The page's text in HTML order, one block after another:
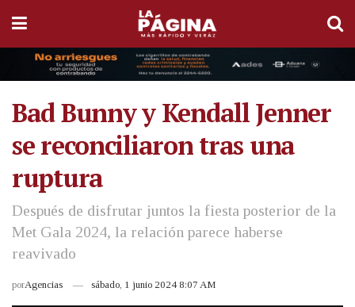
Bad Bunny y Kendall Jenner
se reconciliaron tras una
ruptura
Después de disfrutar juntos la fiesta posterior de la
Met Gala 2024, la relación parece haberse
reavivado
porAgencias sábado, 1 junio 2024 8:07 AM